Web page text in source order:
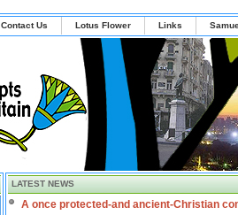
Contact Us Lotus Flower Links
LATEST NEWS
A once protected-and ancient-Christian